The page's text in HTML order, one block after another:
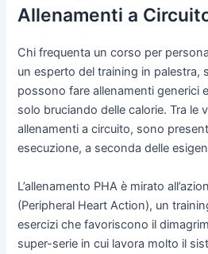
Allenamenti a
Chi frequenta un corso per
un esperto del training in palestra,
possono fare allenamenti generici
solo bruciando delle calorie. Tra le
allenamenti a circuito, sono
esecuzione, a seconda delle
L’allenamento PHA è mirato
(Peripheral Heart Action), un
esercizi che favoriscono il
super-serie in cui lavora molto il